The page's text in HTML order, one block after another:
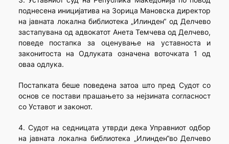
поднесена иницијатива на Зорица Мановска директор
на јавната локална библиотека „Илинден“ од Делчево
застапувана од адвокатот Анета Темчева од Делчево,
поведе постапка за оценување на уставноста и
законитоста на Одлуката означена воточката 1 од
оваа одлука.
Постапката беше поведена затоа што пред Судот со
основ се постави прашањето за нејзината согласност
со Уставот и законот.
4. Судот на седницата утврди дека Управниот одбор
на јавната локална библиотека „Илинден“во Делчево